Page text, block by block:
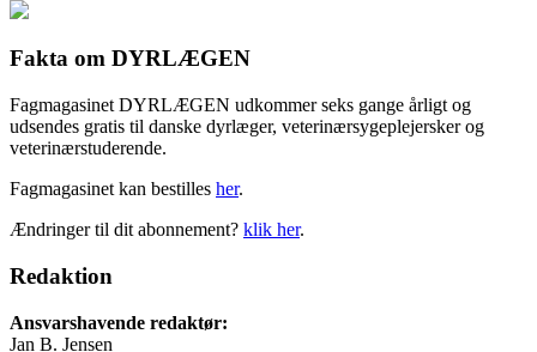
Fakta om DYRLÆGEN
Fagmagasinet DYRLÆGEN udkommer seks gange årligt og
udsendes gratis til danske dyrlæger, veterinærsygeplejersker og
veterinærstuderende.
Fagmagasinet kan bestilles her.
Ændringer til dit abonnement? klik her.
Redaktion
Ansvarshavende redaktør:
Jan B. Jensen